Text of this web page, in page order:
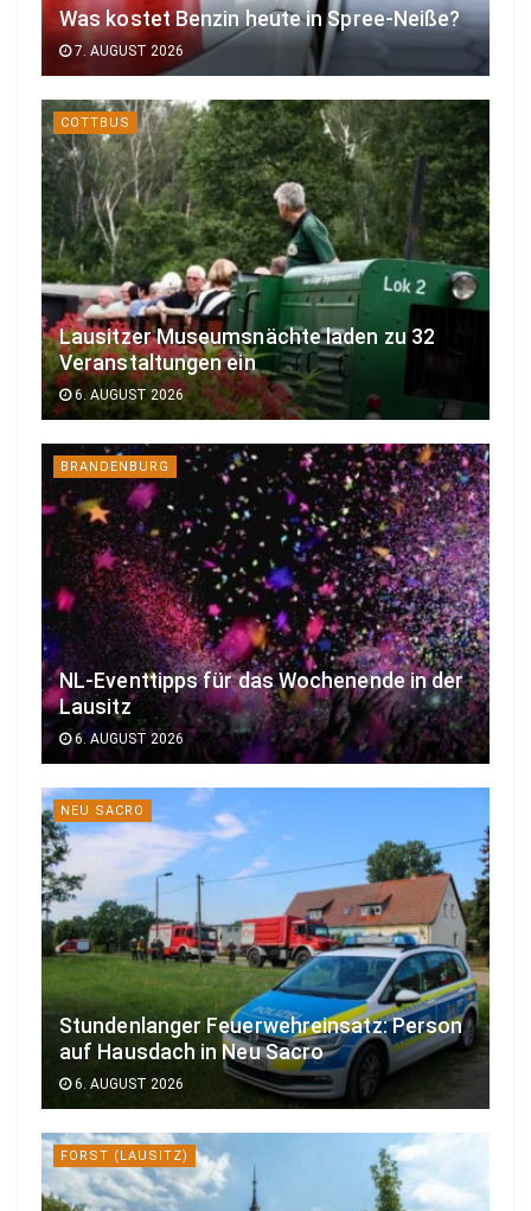
Was kostet Benzin heute in Spree-Neiße?
7. AUGUST 2026
COTTBUS
Lausitzer Museumsnächte laden zu 32
Veranstaltungen ein
6. AUGUST 2026
BRANDENBURG
NL-Eventtipps für das Wochenende in der
Lausitz
6. AUGUST 2026
NEU SACRO
Stundenlanger Feuerwehreinsatz: Person
auf Hausdach in Neu Sacro
6. AUGUST 2026
FORST (LAUSITZ)